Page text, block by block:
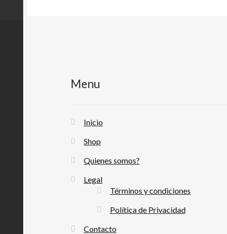
Menu
Inicio
Shop
Quienes somos?
Legal
Términos y condiciones
Política de Privacidad
Contacto